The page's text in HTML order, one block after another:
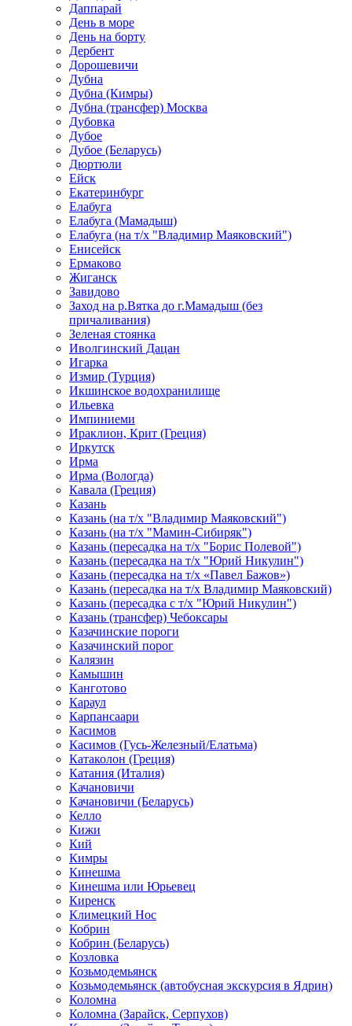
Даппарай
День в море
День на борту
Дербент
Дорошевичи
Дубна
Дубна (Кимры)
Дубна (трансфер) Москва
Дубовка
Дубое
Дубое (Беларусь)
Дюртюли
Ейск
Екатеринбург
Елабуга
Елабуга (Мамадыш)
Елабуга (на т/х "Владимир Маяковский")
Енисейск
Ермаково
Жиганск
Завидово
Заход на р.Вятка до г.Мамадыш (без
причаливания)
Зеленая стоянка
Иволгинский Дацан
Игарка
Измир (Турция)
Икшинское водохранилище
Ильевка
Импиниеми
Ираклион, Крит (Греция)
Иркутск
Ирма
Ирма (Вологда)
Кавала (Греция)
Казань
Казань (на т/х "Владимир Маяковский")
Казань (на т/х "Мамин-Сибиряк")
Казань (пересадка на т/х "Борис Полевой")
Казань (пересадка на т/х "Юрий Никулин")
Казань (пересадка на т/х «Павел Бажов»)
Казань (пересадка на т/х Владимир Маяковский)
Казань (пересадка с т/х "Юрий Никулин")
Казань (трансфер) Чебоксары
Казачинские пороги
Казачинский порог
Калязин
Камышин
Канготово
Караул
Карпансаари
Касимов
Касимов (Гусь-Железный/Елатьма)
Катаколон (Греция)
Катания (Италия)
Качановичи
Качановичи (Беларусь)
Келло
Кижи
Кий
Кимры
Кинешма
Кинешма или Юрьевец
Киренск
Климецкий Нос
Кобрин
Кобрин (Беларусь)
Козловка
Козьмодемьянск
Козьмодемьянск (автобусная экскурсия в Ядрин)
Коломна
Коломна (Зарайск, Серпухов)